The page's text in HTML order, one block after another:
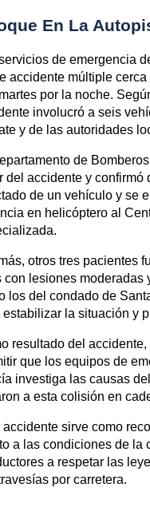
En La
de emergencia
accidente múltiple
por la noche.
involucró a seis
y de las autoridades
de
del accidente y
de un vehículo y se
en helicóptero al
otros tres pacientes
con lesiones moderadas
los del condado de
estabilizar la situación y
resultado del
que los equipos de
investiga las causas
a esta colisión en
accidente sirve como
a las condiciones de la
a respetar las
por carretera.